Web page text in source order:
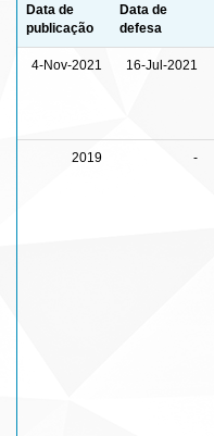
Data de
publicação
Data de
defesa
4-Nov-2021 16-Jul-2021
2019 -